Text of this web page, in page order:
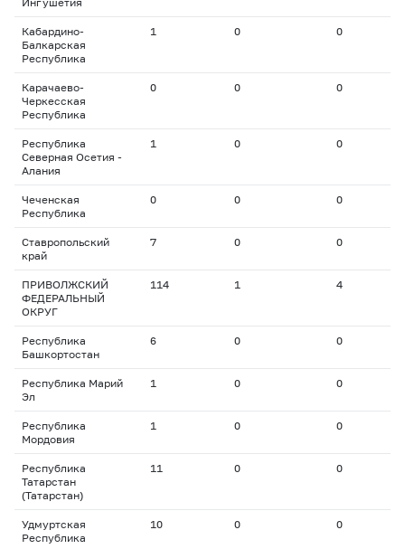
Кабардино-
Балкарская
Республика
1 0 0
Карачаево-
Черкесская
Республика
0 0 0
Республика
Северная Осетия -
Алания
1 0 0
Чеченская
Республика
0 0 0
Ставропольский
край
7 0 0
ПРИВОЛЖСКИЙ
ФЕДЕРАЛЬНЫЙ
ОКРУГ
114 1 4
Республика
Башкортостан
6 0 0
Республика Марий
Эл
1 0 0
Республика
Мордовия
1 0 0
Республика
Татарстан
(Татарстан)
11 0 0
Удмуртская
Республика
10 0 0